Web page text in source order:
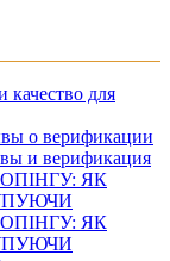
для
о верификации
и верификация
ЯК
ЯК